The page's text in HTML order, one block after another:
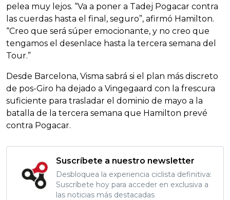
pelea muy lejos. “Va a poner a Tadej Pogacar contra
las cuerdas hasta el final, seguro”, afirmó Hamilton.
“Creo que será súper emocionante, y no creo que
tengamos el desenlace hasta la tercera semana del
Tour.”
Desde Barcelona, Visma sabrá si el plan más discreto
de pos-Giro ha dejado a Vingegaard con la frescura
suficiente para trasladar el dominio de mayo a la
batalla de la tercera semana que Hamilton prevé
contra Pogacar.
Suscríbete a nuestro newsletter
Desbloquea la experiencia ciclista definitiva:
Suscríbete hoy para acceder en exclusiva a
las noticias más destacadas